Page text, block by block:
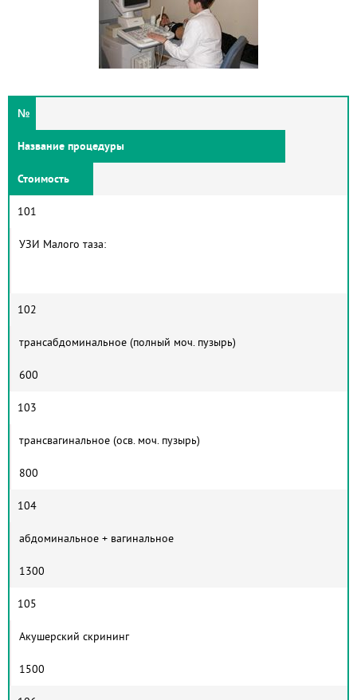
№
Название процедуры
Стоимость
101
УЗИ Малого таза:
102
трансабдоминальное (полный моч. пузырь)
600
103
трансвагинальное (осв. моч. пузырь)
800
104
абдоминальное + вагинальное
1300
105
Акушерский скрининг
1500